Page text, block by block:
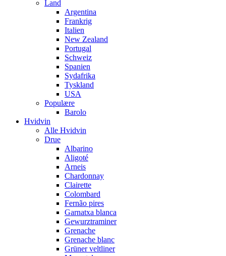
Land
Argentina
Frankrig
Italien
New Zealand
Portugal
Schweiz
Spanien
Sydafrika
Tyskland
USA
Populære
Barolo
Hvidvin
Alle Hvidvin
Drue
Albarino
Aligoté
Arneis
Chardonnay
Clairette
Colombard
Fernão pires
Garnatxa blanca
Gewurztraminer
Grenache
Grenache blanc
Grüner veltliner